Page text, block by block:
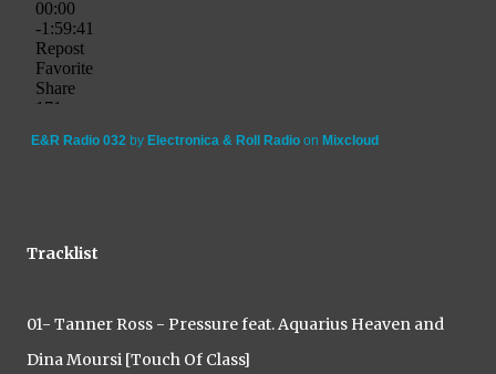
E&R Radio 032 by Electronica & Roll Radio on Mixcloud
Tracklist
01- Tanner Ross - Pressure feat. Aquarius Heaven and
Dina Moursi [Touch Of Class]